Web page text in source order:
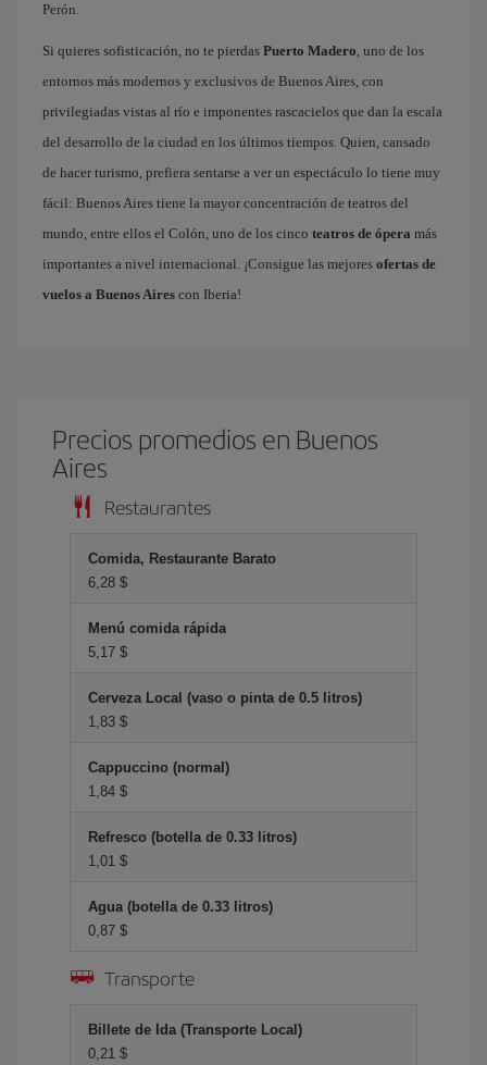
Perón.
Si quieres sofisticación, no te pierdas Puerto Madero, uno de los
entornos más modernos y exclusivos de Buenos Aires, con
privilegiadas vistas al río e imponentes rascacielos que dan la escala
del desarrollo de la ciudad en los últimos tiempos. Quien, cansado
de hacer turismo, prefiera sentarse a ver un espectáculo lo tiene muy
fácil: Buenos Aires tiene la mayor concentración de teatros del
mundo, entre ellos el Colón, uno de los cinco teatros de ópera más
importantes a nivel internacional. ¡Consigue las mejores ofertas de
vuelos a Buenos Aires con Iberia!
Precios promedios en Buenos
Aires
Restaurantes
Comida, Restaurante Barato
6,28 $
Menú comida rápida
5,17 $
Cerveza Local (vaso o pinta de 0.5 litros)
1,83 $
Cappuccino (normal)
1,84 $
Refresco (botella de 0.33 litros)
1,01 $
Agua (botella de 0.33 litros)
0,87 $
Transporte
Billete de Ida (Transporte Local)
0,21 $